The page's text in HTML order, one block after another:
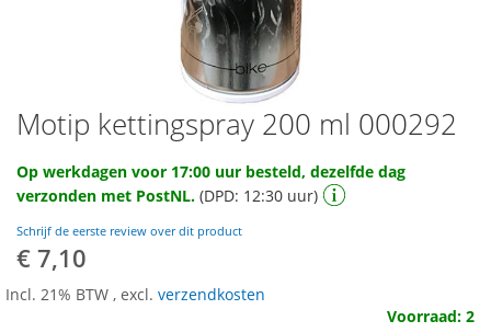
Ga
naar
het
begin
van
de
afbeeldingen-
gallerij
Motip kettingspray 200 ml 000292
Op werkdagen voor 17:00 uur besteld, dezelfde dag
verzonden met PostNL. (DPD: 12:30 uur)
Schrijf de eerste review over dit product
€ 7,10
Incl. 21% BTW , excl. verzendkosten
Voorraad: 2